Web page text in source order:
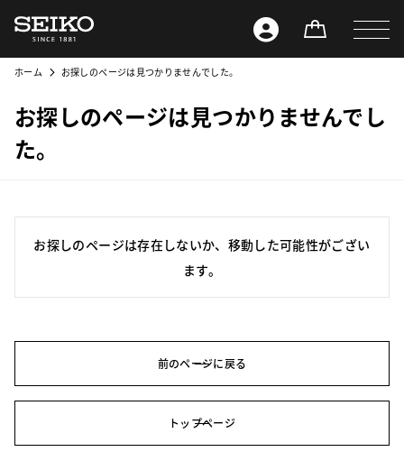
ホーム お探しのページは見つかりませんでした。
お探しのページは見つかりませんでし
た。
お探しのページは存在しないか、移動した可能性がござい
ます。
前のページに戻る
トップページ